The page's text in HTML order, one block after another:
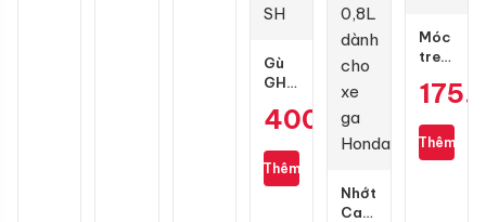
Gù
GH
carbon
cho
Honda
400.000
Thêm
Nhớt
Castrol
Móc
treo
GH
1
càng
Thêm